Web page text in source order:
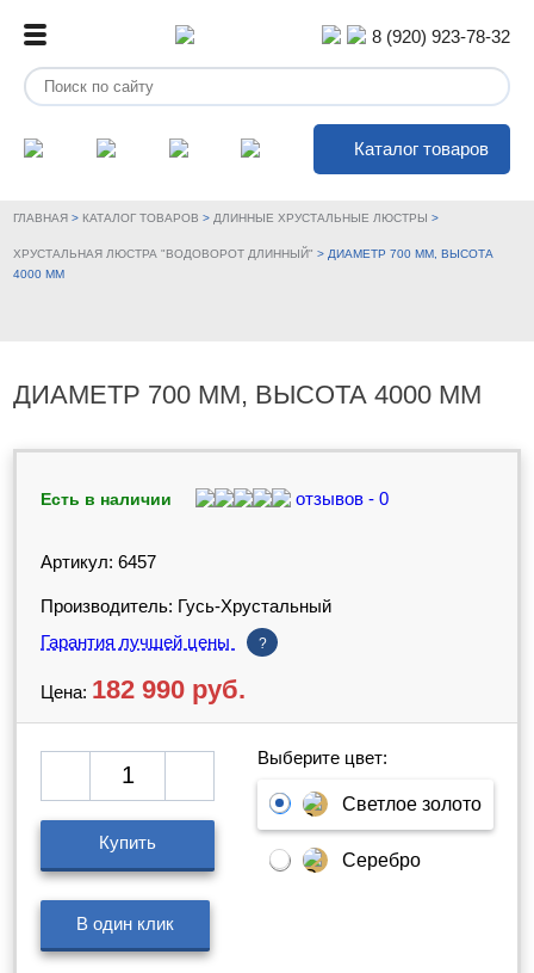
8 (920) 923-78-32
Каталог товаров
ГЛАВНАЯ > КАТАЛОГ ТОВАРОВ > ДЛИННЫЕ ХРУСТАЛЬНЫЕ ЛЮСТРЫ >
ХРУСТАЛЬНАЯ ЛЮСТРА "ВОДОВОРОТ ДЛИННЫЙ" > ДИАМЕТР 700 ММ, ВЫСОТА
4000 ММ
ДИАМЕТР 700 ММ, ВЫСОТА 4000 ММ
Есть в наличии отзывов - 0
Артикул: 6457
Производитель: Гусь-Хрустальный
Гарантия лучшей цены
?
Цена: 182 990 руб.
Выберите цвет:
Светлое золото
Серебро
Купить
В один клик